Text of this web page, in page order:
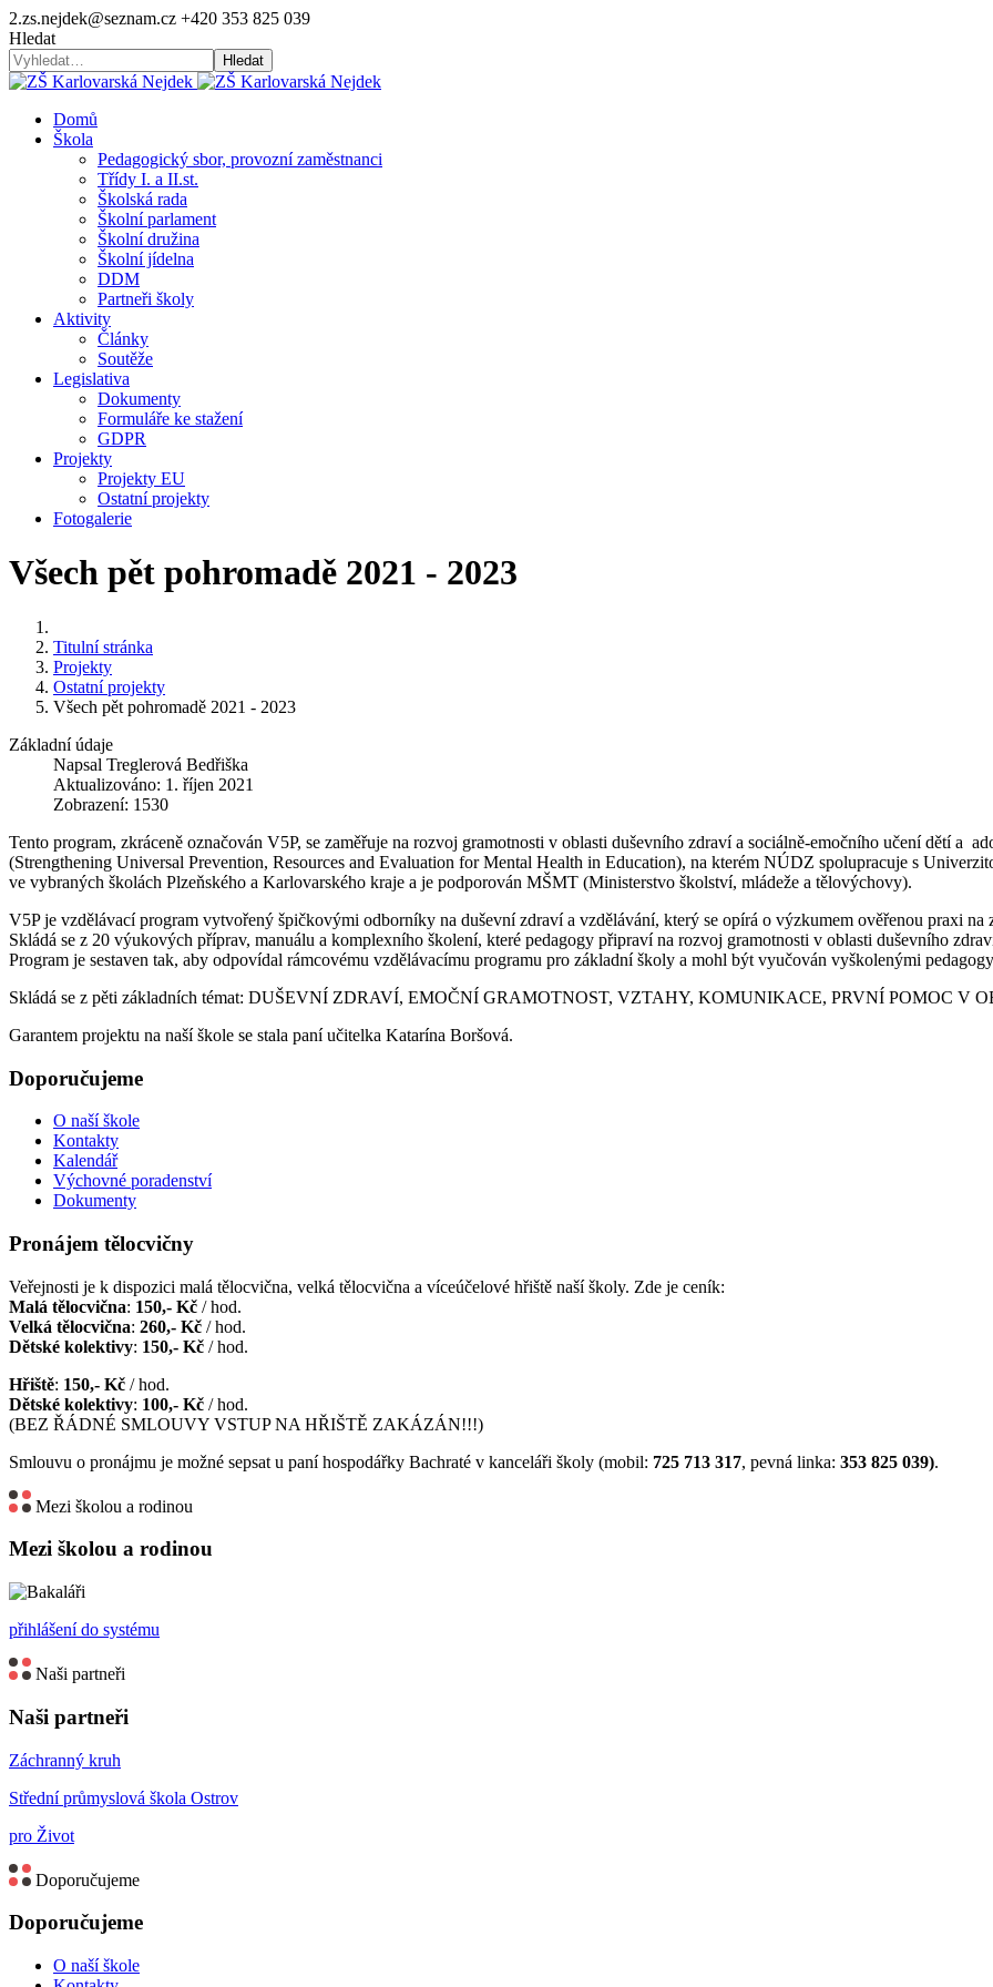
2.zs.nejdek@seznam.cz +420 353 825 039
Hledat
Hledat
Domů
Škola
Pedagogický sbor, provozní zaměstnanci
Třídy I. a II.st.
Školská rada
Školní parlament
Školní družina
Školní jídelna
DDM
Partneři školy
Aktivity
Články
Soutěže
Legislativa
Dokumenty
Formuláře ke stažení
GDPR
Projekty
Projekty EU
Ostatní projekty
Fotogalerie
Všech pět pohromadě 2021 - 2023
Titulní stránka
Projekty
Ostatní projekty
Všech pět pohromadě 2021 - 2023
Základní údaje
Napsal Treglerová Bedřiška
Aktualizováno: 1. říjen 2021
Zobrazení: 1530
Tento program, zkráceně označován V5P, se zaměřuje na rozvoj gramotnosti v oblasti duševního zdraví a sociálně-emočního učení dětí a
(Strengthening Universal Prevention, Resources and Evaluation for Mental Health in Education), na kterém NÚDZ spolupracuje s
ve vybraných školách Plzeňského a Karlovarského kraje a je podporován MŠMT (Ministerstvo školství, mládeže a tělovýchovy).
V5P je vzdělávací program vytvořený špičkovými odborníky na duševní zdraví a vzdělávání, který se opírá o výzkumem ověřenou praxi
Skládá se z 20 výukových příprav, manuálu a komplexního školení, které pedagogy připraví na rozvoj gramotnosti v oblasti duševního
Program je sestaven tak, aby odpovídal rámcovému vzdělávacímu programu pro základní školy a mohl být vyučován vyškolenými
Skládá se z pěti základních témat: DUŠEVNÍ ZDRAVÍ, EMOČNÍ GRAMOTNOST, VZTAHY, KOMUNIKACE, PRVNÍ POMOC V
Garantem projektu na naší škole se stala paní učitelka Katarína Boršová.
Doporučujeme
O naší škole
Kontakty
Kalendář
Výchovné poradenství
Dokumenty
Pronájem tělocvičny
Veřejnosti je k dispozici malá tělocvična, velká tělocvična a víceúčelové hřiště naší školy. Zde je ceník:
Malá tělocvična: 150,- Kč / hod.
Velká tělocvična: 260,- Kč / hod.
Dětské kolektivy: 150,- Kč / hod.
Hřiště: 150,- Kč / hod.
Dětské kolektivy: 100,- Kč / hod.
(BEZ ŘÁDNÉ SMLOUVY VSTUP NA HŘIŠTĚ ZAKÁZÁN!!!)
Smlouvu o pronájmu je možné sepsat u paní hospodářky Bachraté v kanceláři školy (mobil: 725 713 317, pevná linka: 353 825 039).
Mezi školou a rodinou
Mezi školou a rodinou
přihlášení do systému
Naši partneři
Naši partneři
Záchranný kruh
Střední průmyslová škola Ostrov
pro Život
Doporučujeme
Doporučujeme
O naší škole